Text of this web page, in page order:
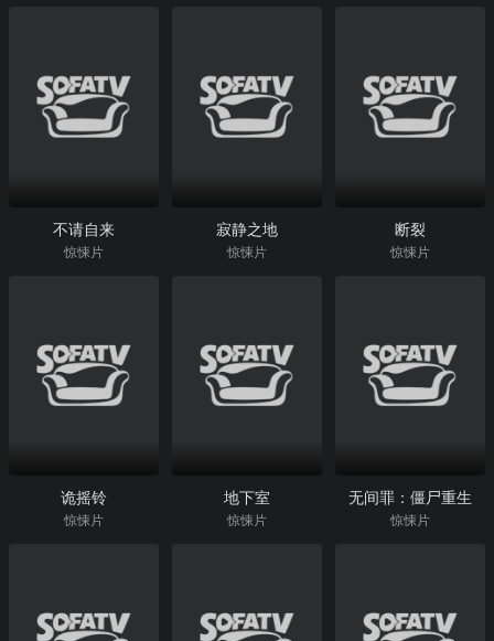
不请自来
惊悚片
寂静之地
惊悚片
断裂
惊悚片
诡摇铃
惊悚片
地下室
惊悚片
无间罪：僵尸重生
惊悚片